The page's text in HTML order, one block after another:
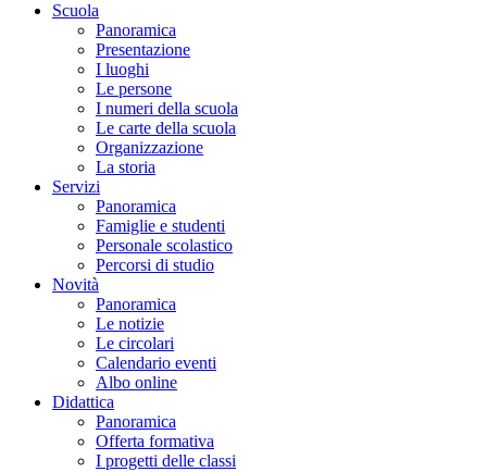
Scuola
Panoramica
Presentazione
I luoghi
Le persone
I numeri della scuola
Le carte della scuola
Organizzazione
La storia
Servizi
Panoramica
Famiglie e studenti
Personale scolastico
Percorsi di studio
Novità
Panoramica
Le notizie
Le circolari
Calendario eventi
Albo online
Didattica
Panoramica
Offerta formativa
I progetti delle classi